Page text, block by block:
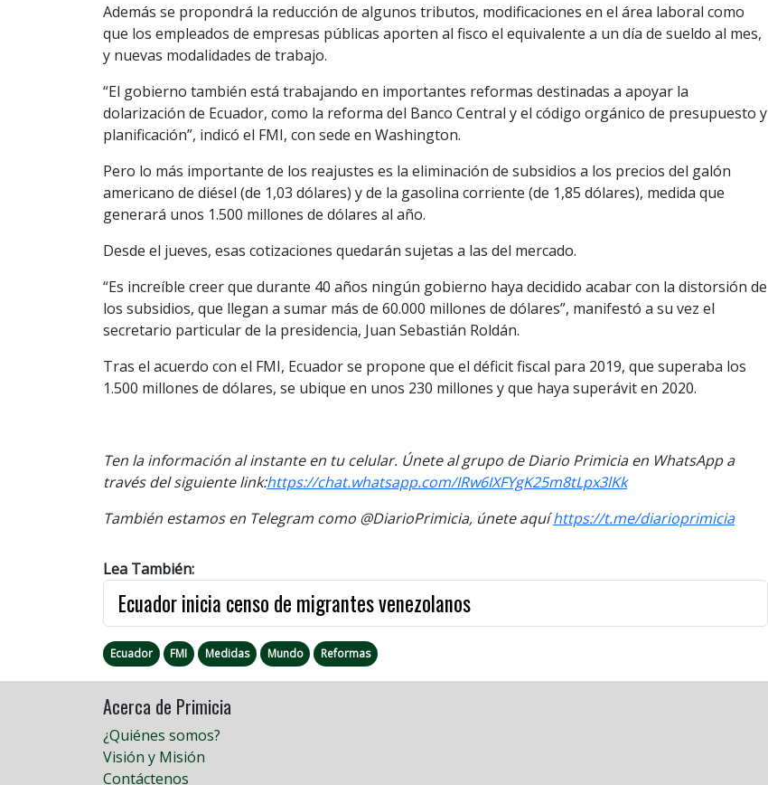
Además se propondrá la reducción de algunos tributos, modificaciones en el área laboral como
que los empleados de empresas públicas aporten al fisco el equivalente a un día de sueldo al mes,
y nuevas modalidades de trabajo.
“El gobierno también está trabajando en importantes reformas destinadas a apoyar la
dolarización de Ecuador, como la reforma del Banco Central y el código orgánico de presupuesto y
planificación”, indicó el FMI, con sede en Washington.
Pero lo más importante de los reajustes es la eliminación de subsidios a los precios del galón
americano de diésel (de 1,03 dólares) y de la gasolina corriente (de 1,85 dólares), medida que
generará unos 1.500 millones de dólares al año.
Desde el jueves, esas cotizaciones quedarán sujetas a las del mercado.
“Es increíble creer que durante 40 años ningún gobierno haya decidido acabar con la distorsión de
los subsidios, que llegan a sumar más de 60.000 millones de dólares”, manifestó a su vez el
secretario particular de la presidencia, Juan Sebastián Roldán.
Tras el acuerdo con el FMI, Ecuador se propone que el déficit fiscal para 2019, que superaba los
1.500 millones de dólares, se ubique en unos 230 millones y que haya superávit en 2020.
Ten la información al instante en tu celular. Únete al grupo de Diario Primicia en WhatsApp a
través del siguiente link:https://chat.whatsapp.com/IRw6IXFYgK25m8tLpx3lKk
También estamos en Telegram como @DiarioPrimicia, únete aquíhttps://t.me/diarioprimicia
Lea También:
Ecuador inicia censo de migrantes venezolanos
Ecuador FMI Medidas Mundo Reformas
Acerca de Primicia
¿Quiénes somos?
Visión y Misión
Contáctenos